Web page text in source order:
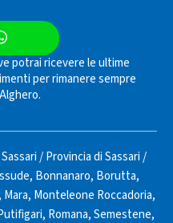
potrai ricevere le ultime
per rimanere sempre
/Provincia di Sassari/
, Bonnanaro, Borutta,
, Mara, Monteleone Roccadoria,
, Romana,Semestene,